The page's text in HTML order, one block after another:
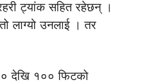
ट्यांक सहित रहेछन् ।
लाग्यो उनलाई । तर
देखि १०० फिटको